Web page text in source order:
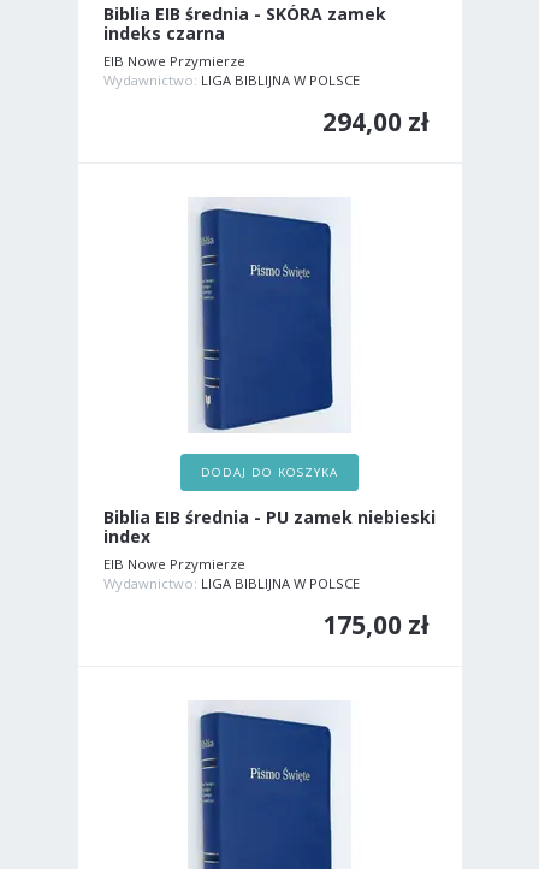
Biblia EIB średnia - SKÓRA zamek
indeks czarna
EIB Nowe Przymierze
Wydawnictwo: LIGA BIBLIJNA W POLSCE
294,00 zł
DODAJ DO KOSZYKA
Biblia EIB średnia - PU zamek niebieski
index
EIB Nowe Przymierze
Wydawnictwo: LIGA BIBLIJNA W POLSCE
175,00 zł